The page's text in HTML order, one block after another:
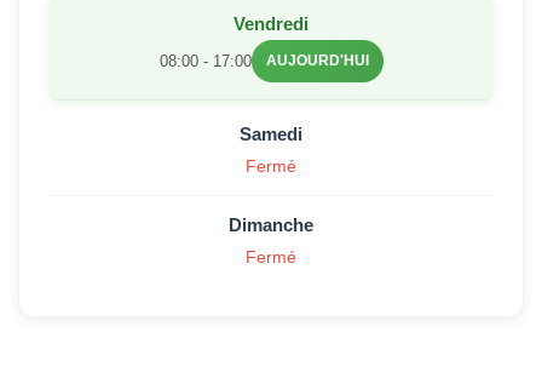
Vendredi
08:00 - 17:00 AUJOURD'HUI
Samedi
Fermé
Dimanche
Fermé